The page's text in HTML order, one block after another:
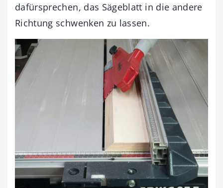
dafürsprechen, das Sägeblatt in die andere
Richtung schwenken zu lassen.